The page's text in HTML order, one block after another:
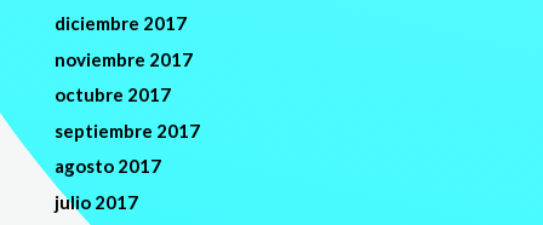
diciembre 2017
noviembre 2017
octubre 2017
septiembre 2017
agosto 2017
julio 2017